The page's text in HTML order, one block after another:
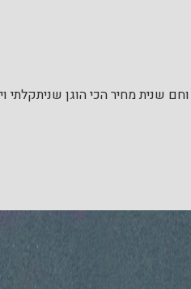
שנית מחיר הכי הוגן שניתקלתי